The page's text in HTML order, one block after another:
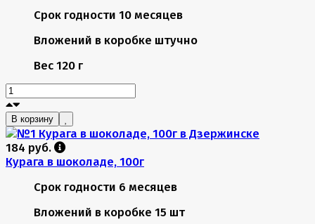
Срок годности 10 месяцев
Вложений в коробке штучно
Вес 120 г
В корзину
184 руб.
Курага в шоколаде, 100г
Срок годности 6 месяцев
Вложений в коробке 15 шт